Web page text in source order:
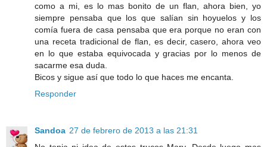
como a mi, es lo mas bonito de un flan, ahora bien, yo
siempre pensaba que los que salían sin hoyuelos y los
comía fuera de casa pensaba que era porque no eran con
una receta tradicional de flan, es decir, casero, ahora veo
en lo que estaba equivocada y gracias por lo menos de
sacarme esa duda.
Bicos y sigue así que todo lo que haces me encanta.
Responder
Sandoa 27 de febrero de 2013 a las 21:31